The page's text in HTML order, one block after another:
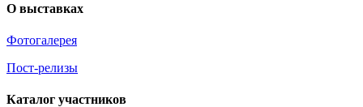
О выставках
Фотогалерея
Пост-релизы
Каталог участников